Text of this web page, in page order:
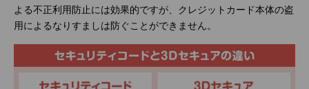
よる不正利用防止には効果的ですが、クレジットカード本体の盗
用によるなりすましは防ぐことができません。